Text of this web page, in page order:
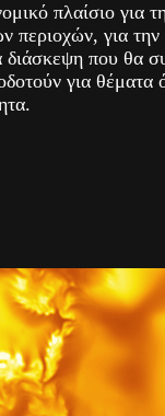
πλαίσιο για
για την
που θα
για θέματα